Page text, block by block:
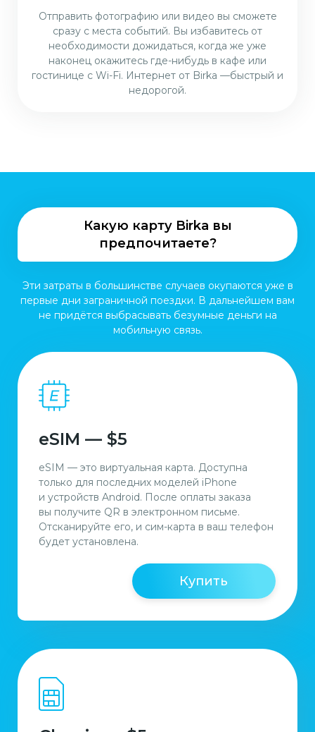
Отправить фотографию или видео вы сможете
сразу с места событий. Вы избавитесь от
необходимости дожидаться, когда же уже
наконец окажитесь где-нибудь в кафе или
гостинице с Wi-Fi. Интернет от Birka —быстрый и
недорогой.
Какую карту Birka вы
предпочитаете?
Эти затраты в большинстве случаев окупаются уже в
первые дни заграничной поездки. В дальнейшем вам
не придётся выбрасывать безумные деньги на
мобильную связь.
eSIM — $5
eSIM — это виртуальная карта. Доступна
только для последних моделей iPhone
и устройств Android. После оплаты заказа
вы получите QR в электронном письме.
Отсканируйте его, и сим-карта в ваш телефон
будет установлена.
Купить